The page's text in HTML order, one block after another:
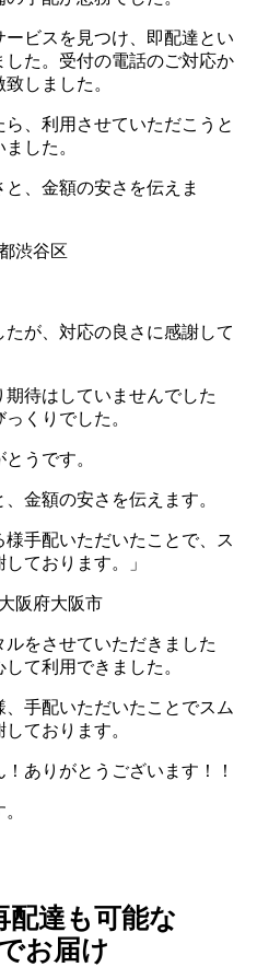
ビスを見つけ、
即配達とい
た。受付の電話のご対応か
しました。
、利用させていただこうと
した。
と、金額の安さを伝えま
渋谷区
が、対応の良さに感謝して
待はしていませんでした
くりでした。
うです。
金額の安さを伝えます。
様手配いただいたことで、ス
ております。」
阪府大阪市
をさせていただきました
て利用できました。
手配いただいたことでスム
ております。
ありがとうございます！！
配達も可能な
お届け